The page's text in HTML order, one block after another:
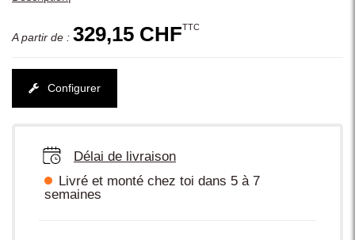
A partir de : 329,15 CHFTTC
Configurer
Délai de livraison
Livré et monté chez toi dans 5 à 7
semaines